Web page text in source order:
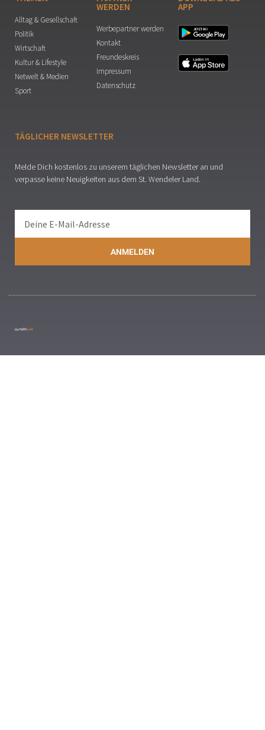
Alltag & Gesellschaft
Politik
Wirtschaft
Kultur & Lifestyle
Netwelt & Medien
Sport
WERDEN
Werbepartner werden
Kontakt
Freundeskreis
Impressum
Datenschutz
APP
TÄGLICHER NEWSLETTER
Melde Dich kostenlos zu unserem täglichen Newsletter an und
verpasse keine Neuigkeiten aus dem St. Wendeler Land.
ANMELDEN